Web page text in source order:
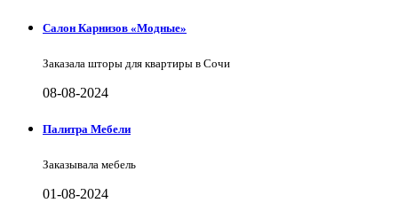
Салон Карнизов «Модные»
Заказала шторы для квартиры в Сочи
08-08-2024
Палитра Мебели
Заказывала мебель
01-08-2024